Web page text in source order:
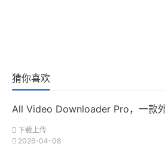
猜你喜欢
All Video Downloader Pro，一款
下载上传
2026-04-08